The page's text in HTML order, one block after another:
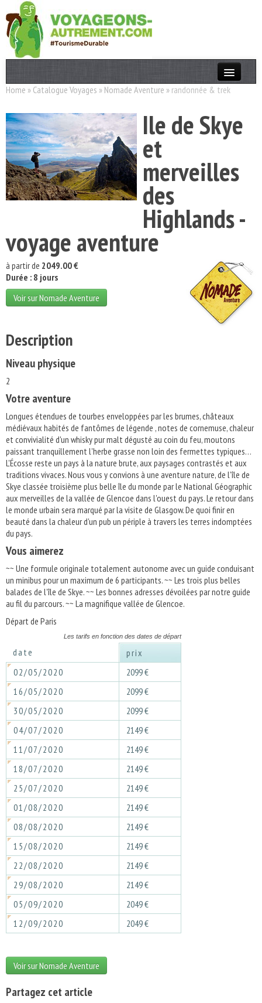
Actualités
T. Responsable
Destinations
Acteurs
Thèmes
Home » Catalogue Voyages » Nomade Aventure » randonnée & trek
Ile de Skye
et
merveilles
des
Highlands -
voyage aventure
à partir de 2049.00 €
Durée : 8 jours
Voir sur Nomade Aventure
Description
Niveau physique
2
Votre aventure
Longues étendues de tourbes enveloppées par les brumes, châteaux
médiévaux habités de fantômes de légende , notes de cornemuse, chaleur
et convivialité d'un whisky pur malt dégusté au coin du feu, moutons
paissant tranquillement l'herbe grasse non loin des fermettes typiques…
L'Écosse reste un pays à la nature brute, aux paysages contrastés et aux
traditions vivaces. Nous vous y convions à une aventure nature, de l'île de
Skye classée troisième plus belle île du monde par le National Géographic
aux merveilles de la vallée de Glencoe dans l'ouest du pays. Le retour dans
le monde urbain sera marqué par la visite de Glasgow. De quoi finir en
beauté dans la chaleur d'un pub un périple à travers les terres indomptées
du pays.
Vous aimerez
~~ Une formule originale totalement autonome avec un guide conduisant
un minibus pour un maximum de 6 participants. ~~ Les trois plus belles
balades de l'île de Skye. ~~ Les bonnes adresses dévoilées par notre guide
au fil du parcours. ~~ La magnifique vallée de Glencoe.
Départ de Paris
Les tarifs en fonction des dates de départ
date
prix
02/05/2020
2099 €
16/05/2020
2099 €
30/05/2020
2099 €
04/07/2020
2149 €
11/07/2020
2149 €
18/07/2020
2149 €
25/07/2020
2149 €
01/08/2020
2149 €
08/08/2020
2149 €
15/08/2020
2149 €
22/08/2020
2149 €
29/08/2020
2149 €
05/09/2020
2049 €
12/09/2020
2049 €
Voir sur Nomade Aventure
Partagez cet article